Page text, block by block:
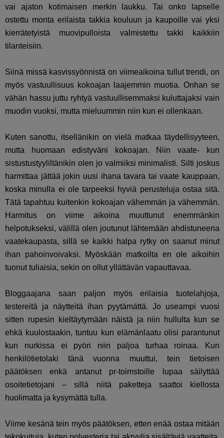
vai ajaton kotimaisen merkin laukku. Tai onko lapselle
ostettu monta erilaista takkia kouluun ja kaupoille vai yksi
kierrätetyistä muovipulloista valmistettu takki kaikkiin
tilanteisiin.
Siinä missä kasvissyönnistä on viimeaikoina tullut trendi, on
myös vastuullisuus kokoajan laajemmin muotia. Onhan se
vähän hassu juttu ryhtyä vastuullisemmaksi kuluttajaksi vain
muodin vuoksi, mutta mieluummin niin kun ei ollenkaan.
Kuten sanottu, itsellänikin on vielä matkaa täydellisyyteen,
mutta huomaan edistyväni kokoajan. Niin vaate- kun
sistustustyyliltänikin olen jo valmiiksi minimalisti. Silti joskus
harmittaa jättää jokin uusi ihana tavara tai vaate kauppaan,
koska minulla ei ole tarpeeksi hyviä perusteluja ostaa sitä.
Tätä tapahtuu kuitenkin kokoajan vähemmän ja vähemmän.
Harmitus on viime aikoina muuttunut enemmänkin
helpotukseksi, välillä olen joutunut lähtemään ahdistuneena
vaatekaupasta, sillä se kaikki halpa rytky on saanut minut
ihan pahoinvoivaksi. Myöskään matkoilta en ole aikoihin
tuonut tuliaisia, sekin on ollut yllättävän vapauttavaa.
Bloggaajana saan paljon myös erilaisia tuotelahjoja,
testereitä ja näytteitä ihan pyytämättä. Jo useampi vuosi
sitten rupesin kieltäytymään näistä ja niin hullulta kun se
ehkä kuulostaakin, tuntuu kun elämänlaatu olisi parantunut
kun nurkissa ei pyöri niin paljoa turhaa roinaa. Kun
henkilötietolaki tänä vuonna muuttui, tein tietoisen
päätöksen enkä antanut pr-toimstoille lupaa säilyttää
osoitetietojani – sillä niitä paketteja saattoi kiellosta
huolimatta ja kysymättä tulla.
Viime kesänä tein myös päätöksen, etten enää ostaa mitään